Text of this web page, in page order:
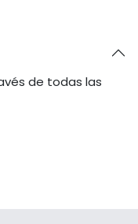
de todas las